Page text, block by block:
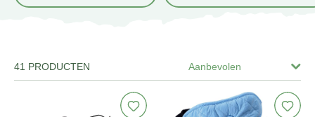
Aanbevolen
41 PRODUCTEN